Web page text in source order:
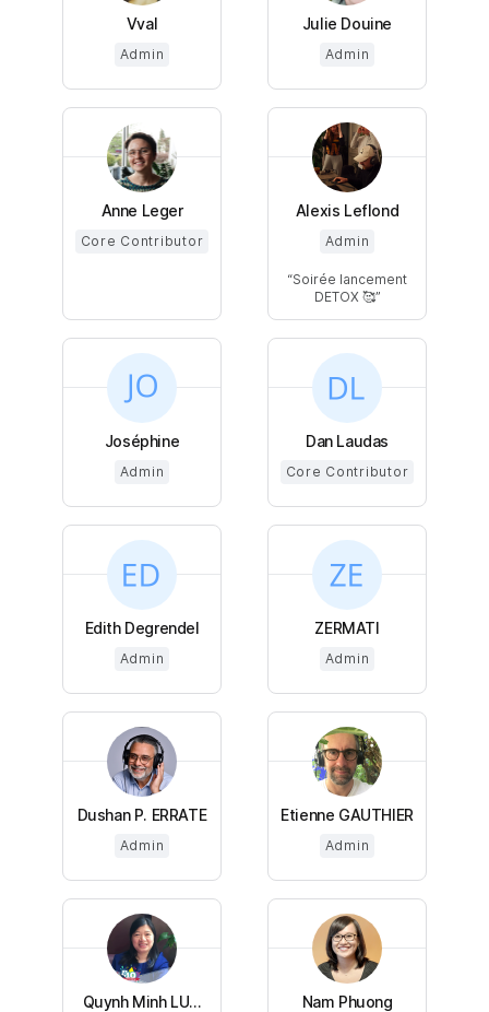
Vval
Admin
Julie Douine
Admin
Anne Leger
Core Contributor
Alexis Leflond
Admin
Soirée lancement
DETOX 🥰
Joséphine
Admin
Dan Laudas
Core Contributor
Edith Degrendel
Admin
ZERMATI
Admin
Dushan P. ERRATE
Admin
Etienne GAUTHIER
Admin
Quynh Minh LU... Nam Phuong